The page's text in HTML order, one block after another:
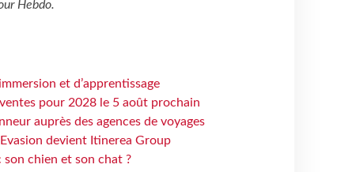
Hebdo.
et d’apprentissage
pour 2028 le 5 août prochain
auprès des agences de voyages
devient Itinerea Group
chien et son chat ?